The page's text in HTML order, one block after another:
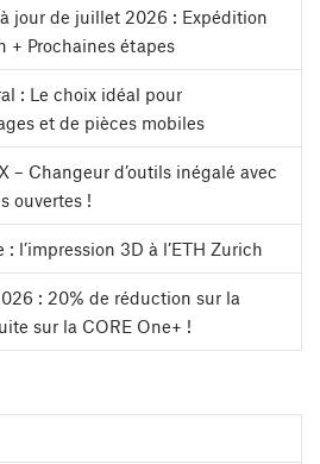
jour de juillet 2026 : Expédition
+ Prochaines étapes
: Le choix idéal pour
et de pièces mobiles
– Changeur d’outils inégalé avec
ouvertes !
l’impression 3D à l’ETH Zurich
: 20% de réduction sur la
sur la CORE One+ !